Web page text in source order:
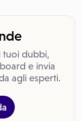
tuoi dubbi,
e invia
agli esperti.